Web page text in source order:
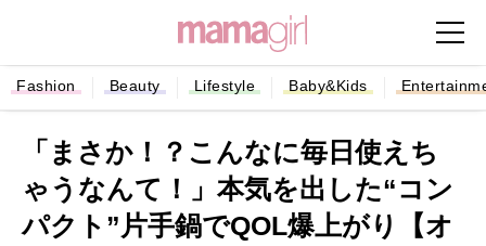
Fashion Beauty Lifestyle Baby&Kids
「まさか！？こんなに毎日使えち
ゃうなんて！」本気を出した“コン
パクト”⽚⼿鍋でQOL爆上がり【オ